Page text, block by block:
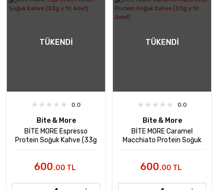
TÜKENDI
0.0
Bite & More
BİTE MORE Espresso
Protein Soğuk Kahve (33g
600.00 TL
TÜKENDI
0.0
Bite & More
BİTE MORE Caramel
Macchiato Protein Soğuk
600.00 TL